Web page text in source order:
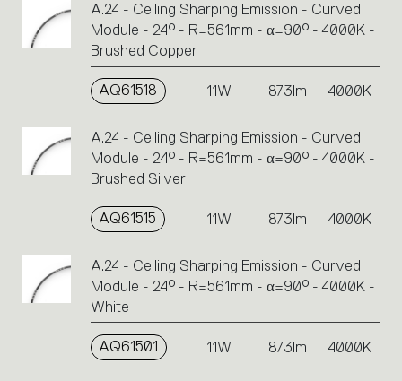
A.24 - Ceiling Sharping Emission - Curved
Module - 24° - R=561mm - α=90° - 4000K -
Brushed Copper
AQ61518 11W 873lm 4000K
A.24 - Ceiling Sharping Emission - Curved
Module - 24° - R=561mm - α=90° - 4000K -
Brushed Silver
AQ61515 11W 873lm 4000K
A.24 - Ceiling Sharping Emission - Curved
Module - 24° - R=561mm - α=90° - 4000K -
White
AQ61501 11W 873lm 4000K